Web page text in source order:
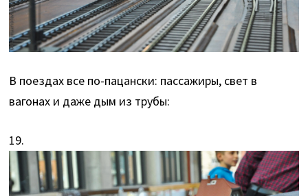
В поездах все по-пацански: пассажиры, свет в
вагонах и даже дым из трубы:
19.